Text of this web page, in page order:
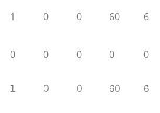
1 0 0 60 6
0 0 0 0 0
1 0 0 60 6